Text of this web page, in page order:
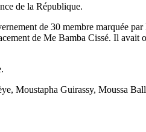
de la République.
de 30 membre marquée
de Me Bamba Cissé. Il avait
Moustapha Guirassy, Moussa